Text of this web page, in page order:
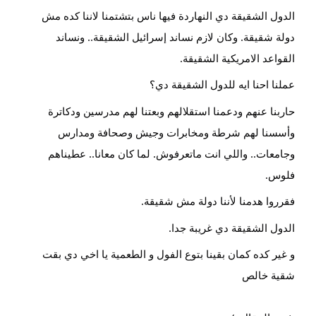
الدول الشقيقة دي النهاردة فيها ناس بتشتمنا لاننا كده مش
دولة شقيقة. وكان لازم نساند إسرائيل الشقيقة.. ونساند
القواعد الامريكية الشقيقة.
عملنا احنا ايه للدول الشقيقة دي؟
حاربنا عنهم ودعمنا استقلالهم وبعتنا لهم مدرسين ودكاترة
وأسسنا لهم شرطة ومخابرات وجيش وصحافة ومدارس
وجامعات.. واللي انت ماتعرفوش. لما كان معانا.. عطيناهم
فلوس.
فقرروا هدمنا لأننا دولة مش شقيقة.
الدول الشقيقة دي غريبة جدا.
و غير كده كمان بقينا بتوع الفول و الطعمية يا اخي دي بقت
شقية خالص